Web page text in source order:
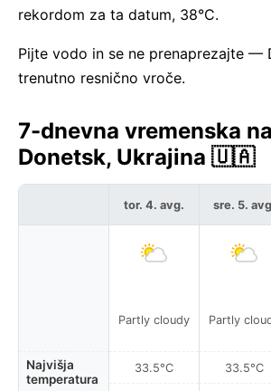
rekordom za ta datum, 38°C.
Pijte vodo in se ne prenaprezajte —
trenutno resnično vroče.
7-dnevna vremenska
Donetsk, Ukrajina 🇺🇦
Najvišja
temperatura
tor. 4. avg.
Partly cloudy
33.5°C
sre. 5.
Partly
33.5°C